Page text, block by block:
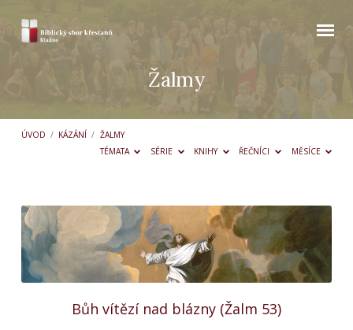
Žalmy
ÚVOD / KÁZÁNÍ / ŽALMY
TÉMATA
SÉRIE KNIHY ŘEČNÍCI MĚSÍCE
Žalmy
Bůh vítězí nad blázny (Žalm 53)